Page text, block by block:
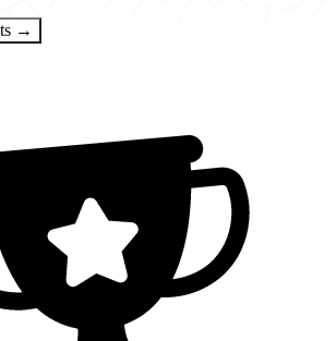
Bekijk alle highlights →